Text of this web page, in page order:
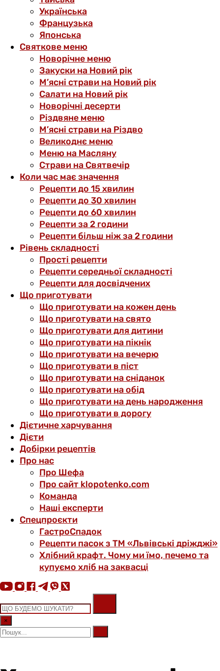
Українська
Французька
Японська
Святкове меню
Новорічне меню
Закуски на Новий рік
М’ясні страви на Новий рік
Салати на Новий рік
Новорічні десерти
Різдвяне меню
М’ясні страви на Різдво
Великоднє меню
Меню на Масляну
Страви на Святвечір
Коли час має значення
Рецепти до 15 хвилин
Рецепти до 30 хвилин
Рецепти до 60 хвилин
Рецепти за 2 години
Рецепти більш ніж за 2 години
Рівень складності
Прості рецепти
Рецепти середньої складності
Рецепти для досвідчених
Що приготувати
Що приготувати на кожен день
Що приготувати на свято
Що приготувати для дитини
Що приготувати на пікнік
Що приготувати на вечерю
Що приготувати в піст
Що приготувати на сніданок
Що приготувати на обід
Що приготувати на день народження
Що приготувати в дорогу
Дієтичне харчування
Дієти
Добірки рецептів
Про нас
Про Шефа
Про сайт klopotenko.com
Команда
Наші експерти
Спецпроєкти
ГастроСпадок
Рецепти пасок з ТМ «Львівські дріжджі»
Хлібний крафт. Чому ми їмо, печемо та
купуємо хліб на заквасці
×